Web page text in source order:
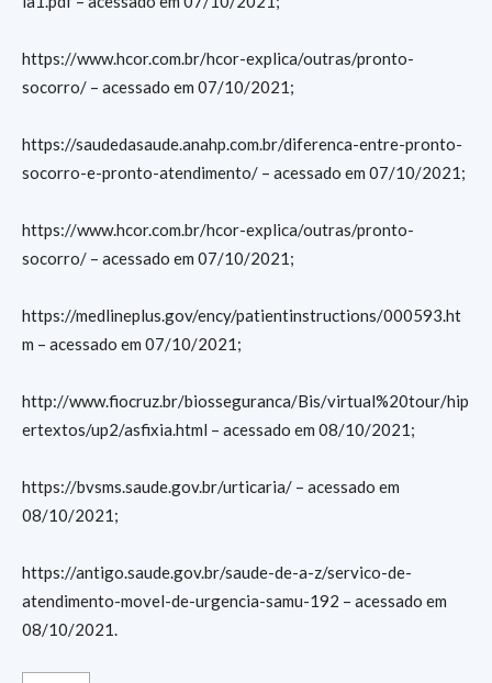
https://www.hcor.com.br/hcor-explica/outras/pronto-
socorro/ – acessado em 07/10/2021;
https://saudedasaude.anahp.com.br/diferenca-entre-pronto-
socorro-e-pronto-atendimento/ – acessado em 07/10/2021;
https://www.hcor.com.br/hcor-explica/outras/pronto-
socorro/ – acessado em 07/10/2021;
https://medlineplus.gov/ency/patientinstructions/000593.ht
m – acessado em 07/10/2021;
http://www.fiocruz.br/biosseguranca/Bis/virtual%20tour/hip
ertextos/up2/asfixia.html – acessado em 08/10/2021;
https://bvsms.saude.gov.br/urticaria/ – acessado em
08/10/2021;
https://antigo.saude.gov.br/saude-de-a-z/servico-de-
atendimento-movel-de-urgencia-samu-192 – acessado em
08/10/2021.